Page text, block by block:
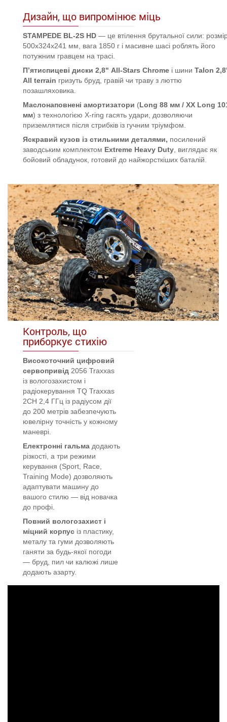
Дизайн, що випромінює міць
STAMPEDE BL-2S HD — це втілення брутальної сили:
500x324x241 мм, вага 1850 г і масивне шасі роблять його
потужним гравцем на трасі.
П’ятиспицеві диски 2,8" All-Stars Chromeі шини Talon
All terrain гризуть бруд, гравій чи траву з люттю
позашляховика.
Маслонаповнені амортизатори (Long 88 мм / XX Long
мм) з технологією X-ring гасять удари, дозволяючи
приземлятися після стрибків із гучним тріумфом.
Яскравий кузов із стильними деталями, посилений
заводським комплектом Extreme Heavy Duty, виглядає як
бойовий обладунок, готовий до найжорсткіших баталій.
Контроль, що
приборкує стихію
Високоточний цифровий
сервопривід2056 Traxxas
із вологозахистом і
радіокерування TQ Traxxas
2CH 2,4 ГГц із радіусом дії
до 200 метрів забезпечують
ювелірну точність у кожному
маневрі.
Електронні гальмадодають
різкості, а три режими
керування (Sport, Race,
Training Mode) дозволяють
адаптувати машину до
вашого стилю — від новачка
до профі.
Повний вологозахист і
міцний корпусіз пластику,
металу та гуми дозволяють
ганяти за будь-якої погоди
— бруд, пил чи калюжі лише
додають азарту.